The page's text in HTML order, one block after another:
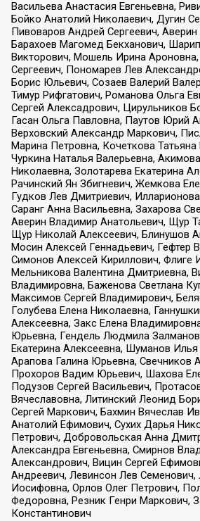
Васильева Анастасия Евгеньевна,
Бойко Анатолий Николаевич, Дугин
Пивоваров Андрей Сергеевич, Аверин
Барахоев Магомед Бекханович,
Викторович, Мошель Ирина
Сергеевич, Пономарев Лев
Борис Юльевич, Созаев Валерий
Тимур Рифгатович, Романова Ольга
Сергей Алексадрович, Цирульников
Гасан Ольга Павловна, Паутов Юрий
Верховский Александр Маркович,
Марина Петровна, Кочеткова
Чуркина Наталья Валерьевна,
Николаевна, Золотарева Екатерина
Рачинский Ян Збигневич, Жемкова
Гудков Лев Дмитриевич,
Саранг Анна Васильевна, Захарова
Аверин Владимир Анатольевич, Щур
Щур Николай Алексеевич, Блинушов
Мосин Алексей Геннадьевич, Гефтер
Симонов Алексей Кириллович, Флиге
Мельникова Валентина Дмитриевна,
Владимировна, Баженова Светлана
Максимов Сергей Владимирович,
Голубева Елена Николаевна,
Алексеевна, Закс Елена
Юрьевна, Гендель Людмила
Екатерина Алексеевна, Шуманов Илья
Арапова Галина Юрьевна, Свечников
Прохоров Вадим Юрьевич, Шахова
Подузов Сергей Васильевич,
Вячеславовна, Литинский Леонид
Сергей Маркович, Бахмин Вячеслав
Анатолий Ефимович, Сухих Дарья
Петрович, Добровольская Анна
Александра Евгеньевна, Смирнов
Александрович, Вицин Сергей
Андреевич, Левинсон Лев Семенович,
Иосифовна, Орлов Олег Петрович,
Федоровна, Резник Генри Маркович,
Константинович